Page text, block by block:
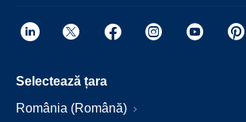
Selectează țara
România (Română)